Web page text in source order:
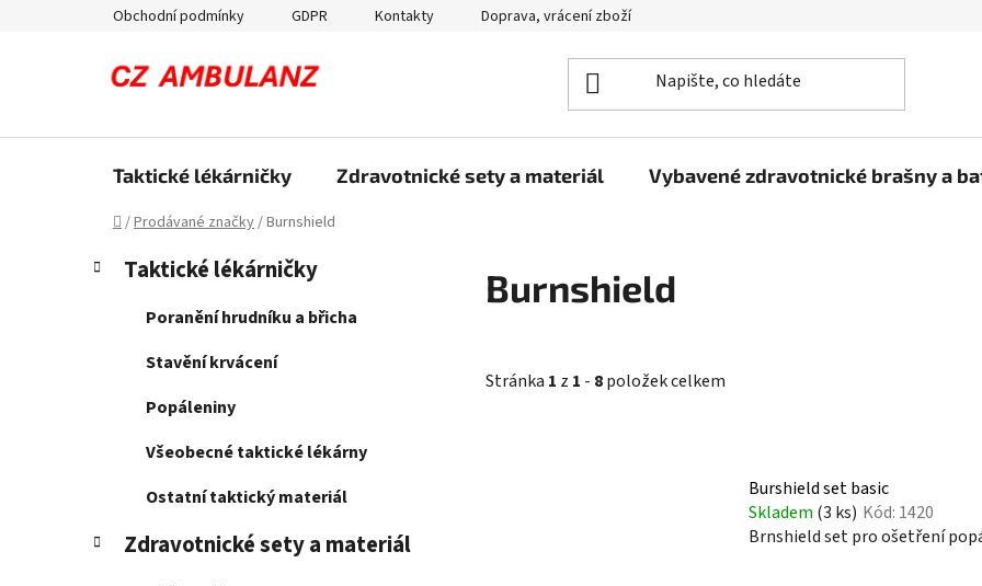
Obchodní podmínky GDPR Kontakty Doprava, vrácení zboží
Taktické lékárničky Zdravotnické sety a materiál Vybavené zdravotnické brašny a
Domů
/Prodávané značky/Burnshield
P
a
Přeskočit
kategorie
K
a
Taktické lékárničky
Poranění hrudníku a břicha
Stavění krvácení
Popáleniny
Všeobecné taktické lékárny
Ostatní taktický materiál
Zdravotnické sety a materiál
Burnshield
Stránka 1 z 1 - 8položek celkem
Burshield set basic
Skladem (3 ks) Kód: 1420
Brnshield set pro ošetření